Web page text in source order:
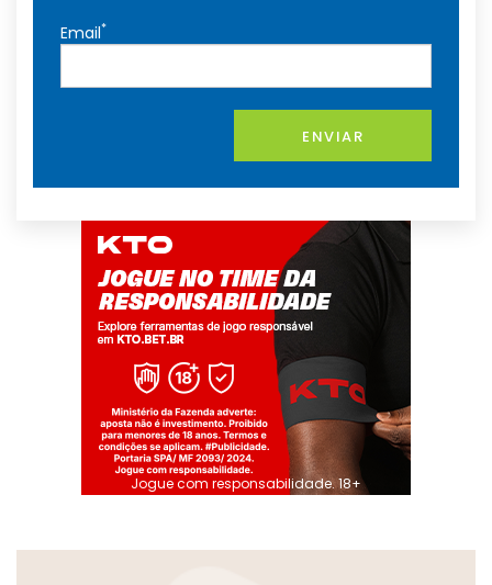
Email*
ENVIAR
Jogue com responsabilidade. 18+